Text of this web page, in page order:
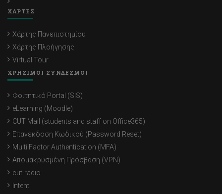
ΧΑΡΤΕΣ
Χάρτης Πανεπιστημίου
Χάρτης Πλοήγησης
Virtual Tour
ΧΡΗΣΙΜΟΙ ΣΥΝΔΕΣΜΟΙ
Φοιτητικό Portal (SIS)
eLearning (Moodle)
CUT Mail (students and staff on Office365)
Επανέκδοση Κωδικού (Password Reset)
Multi Factor Authentication (MFA)
Απομακρυσμένη Πρόσβαση (VPN)
cut-radio
Intent